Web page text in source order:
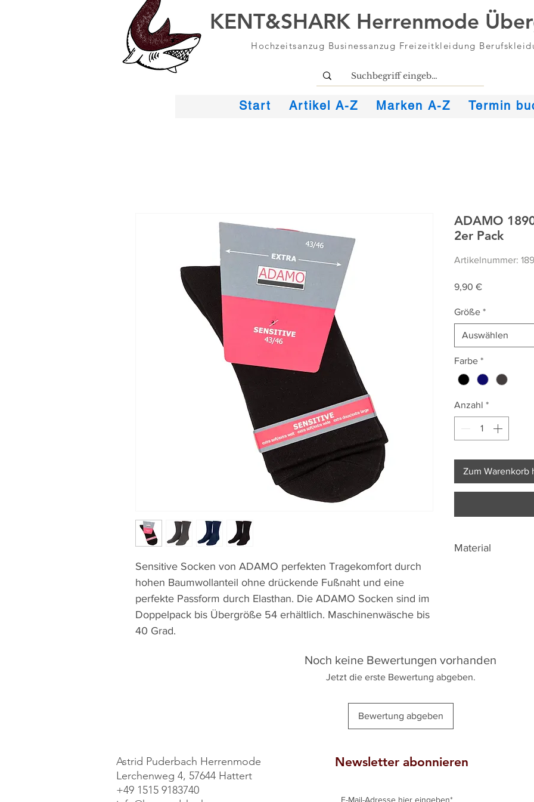
KENT&SHARK Herrenmode
Hochzeitsanzug Businessanzug Freizeitkleidung
Start Artikel A-Z Marken A-Z Termin
Sensitive Socken von ADAMO perfekten Tragekomfort durch
hohen Baumwollanteil ohne drückende Fußnaht und eine
perfekte Passform durch Elasthan. Die ADAMO Socken sind im
Doppelpack bis Übergröße 54 erhältlich. Maschinenwäsche bis
40 Grad.
ADAMO
2er Pack
Artikelnummer:
9,90 €Preis
Größe *
Auswählen
Farbe *
Anzahl *
Zum Warenkorb
Material
Noch keine Bewertungen vorhanden
Jetzt die erste Bewertung abgeben.
Bewertung abgeben
Astrid Puderbach Herrenmode
Lerchenweg 4, 57644 Hattert
+49 1515 9183740
Newsletter abonnieren